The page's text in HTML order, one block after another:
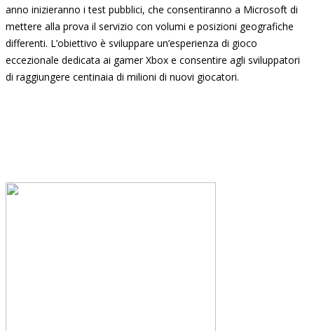
anno inizieranno i test pubblici, che consentiranno a Microsoft di
mettere alla prova il servizio con volumi e posizioni geografiche
differenti. L’obiettivo è sviluppare un’esperienza di gioco
eccezionale dedicata ai gamer Xbox e consentire agli sviluppatori
di raggiungere centinaia di milioni di nuovi giocatori.